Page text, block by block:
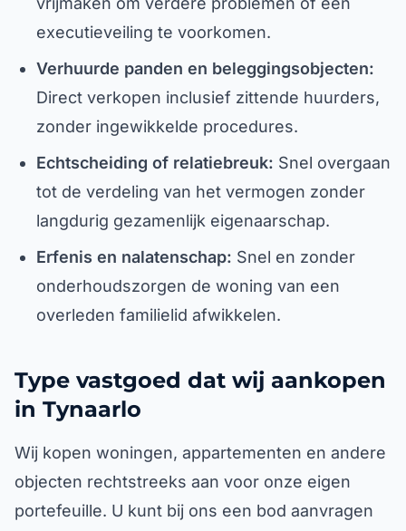
executieveiling te voorkomen.
Verhuurde panden en beleggingsobjecten:
Direct verkopen inclusief zittende huurders,
zonder ingewikkelde procedures.
Echtscheiding of relatiebreuk: Snel overgaan
tot de verdeling van het vermogen zonder
langdurig gezamenlijk eigenaarschap.
Erfenis en nalatenschap: Snel en zonder
onderhoudszorgen de woning van een
overleden familielid afwikkelen.
Type vastgoed dat wij aankopen
in Tynaarlo
Wij kopen woningen, appartementen en andere
objecten rechtstreeks aan voor onze eigen
portefeuille. U kunt bij ons een bod aanvragen